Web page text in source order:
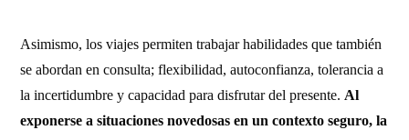
Asimismo, los viajes permiten trabajar habilidades que también
se abordan en consulta; flexibilidad, autoconfianza, tolerancia a
la incertidumbre y capacidad para disfrutar del presente. Al
exponerse a situaciones novedosas en un contexto seguro, la